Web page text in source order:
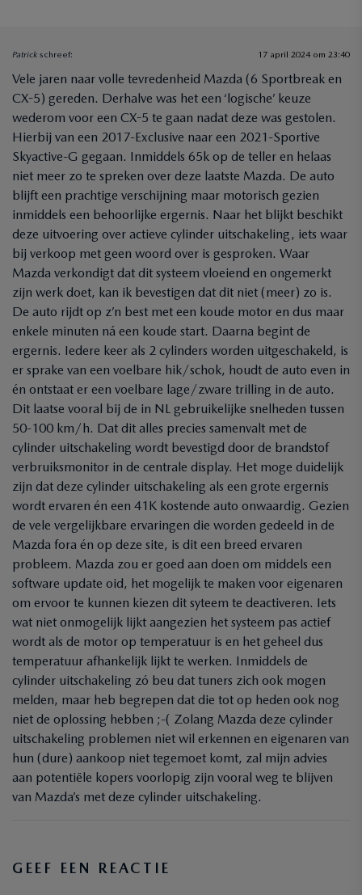
Patrick schreef: 17 april 2024 om 23:40
Vele jaren naar volle tevredenheid Mazda (6 Sportbreak en
CX-5) gereden. Derhalve was het een ‘logische’ keuze
wederom voor een CX-5 te gaan nadat deze was gestolen.
Hierbij van een 2017-Exclusive naar een 2021-Sportive
Skyactive-G gegaan. Inmiddels 65k op de teller en helaas
niet meer zo te spreken over deze laatste Mazda. De auto
blijft een prachtige verschijning maar motorisch gezien
inmiddels een behoorlijke ergernis. Naar het blijkt beschikt
deze uitvoering over actieve cylinder uitschakeling, iets waar
bij verkoop met geen woord over is gesproken. Waar
Mazda verkondigt dat dit systeem vloeiend en ongemerkt
zijn werk doet, kan ik bevestigen dat dit niet (meer) zo is.
De auto rijdt op z’n best met een koude motor en dus maar
enkele minuten ná een koude start. Daarna begint de
ergernis. Iedere keer als 2 cylinders worden uitgeschakeld, is
er sprake van een voelbare hik/schok, houdt de auto even in
én ontstaat er een voelbare lage/zware trilling in de auto.
Dit laatse vooral bij de in NL gebruikelijke snelheden tussen
50-100 km/h. Dat dit alles precies samenvalt met de
cylinder uitschakeling wordt bevestigd door de brandstof
verbruiksmonitor in de centrale display. Het moge duidelijk
zijn dat deze cylinder uitschakeling als een grote ergernis
wordt ervaren én een 41K kostende auto onwaardig. Gezien
de vele vergelijkbare ervaringen die worden gedeeld in de
Mazda fora én op deze site, is dit een breed ervaren
probleem. Mazda zou er goed aan doen om middels een
software update oid, het mogelijk te maken voor eigenaren
om ervoor te kunnen kiezen dit syteem te deactiveren. Iets
wat niet onmogelijk lijkt aangezien het systeem pas actief
wordt als de motor op temperatuur is en het geheel dus
temperatuur afhankelijk lijkt te werken. Inmiddels de
cylinder uitschakeling zó beu dat tuners zich ook mogen
melden, maar heb begrepen dat die tot op heden ook nog
niet de oplossing hebben ;-( Zolang Mazda deze cylinder
uitschakeling problemen niet wil erkennen en eigenaren van
hun (dure) aankoop niet tegemoet komt, zal mijn advies
aan potentiële kopers voorlopig zijn vooral weg te blijven
van Mazda’s met deze cylinder uitschakeling.
GEEF EEN REACTIE